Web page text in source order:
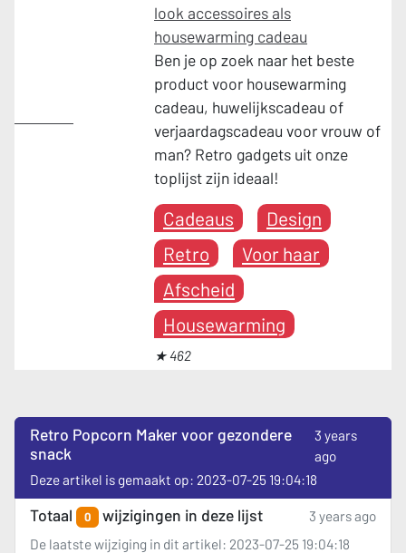
look accessoires als
housewarming cadeau
Ben je op zoek naar het beste
product voor housewarming
cadeau, huwelijkscadeau of
verjaardagscadeau voor vrouw of
man? Retro gadgets uit onze
toplijst zijn ideaal!
Cadeaus
Design
Retro
Voor haar
Afscheid
Housewarming
★ 462
Retro Popcorn Maker voor gezondere
snack
3 years
ago
Deze artikel is gemaakt op: 2023-07-25 19:04:18
Totaal 0 wijzigingen in deze lijst
3 years ago
De laatste wijziging in dit artikel: 2023-07-25 19:04:18